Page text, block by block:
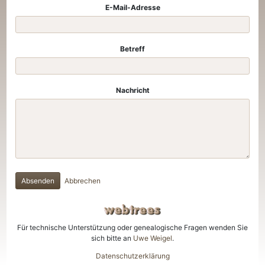
E-Mail-Adresse
Betreff
Nachricht
Absenden Abbrechen
Für technische Unterstützung oder genealogische Fragen wenden Sie
sich bitte an Uwe Weigel.
Datenschutzerklärung